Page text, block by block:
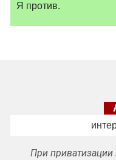
Я против.
При